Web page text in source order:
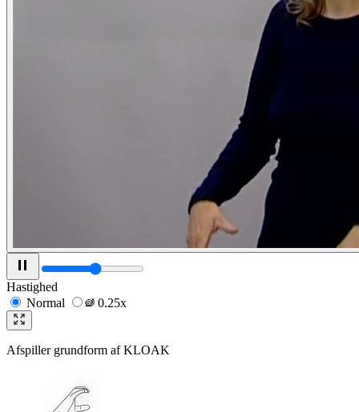
Hastighed
Normal
0.25x
Afspiller grundform afKLOAK